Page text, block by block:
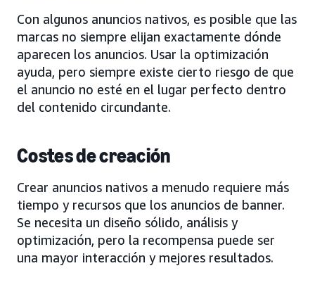
Con algunos anuncios nativos, es posible que las
marcas no siempre elijan exactamente dónde
aparecen los anuncios. Usar la optimización
ayuda, pero siempre existe cierto riesgo de que
el anuncio no esté en el lugar perfecto dentro
del contenido circundante.
Costes de creación
Crear anuncios nativos a menudo requiere más
tiempo y recursos que los anuncios de banner.
Se necesita un diseño sólido, análisis y
optimización, pero la recompensa puede ser
una mayor interacción y mejores resultados.